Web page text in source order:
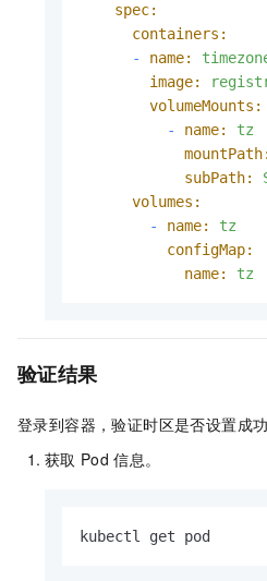
spec:
containers:
-
name:
image:
volumeMounts:
-
name:
tz
mountPath:
subPath:
volumes:
-
name:
tz
configMap:
name:
tz
验证结果
登录到容器，验证时区是否设置成功
获取 Pod 信息。
kubectl get pod